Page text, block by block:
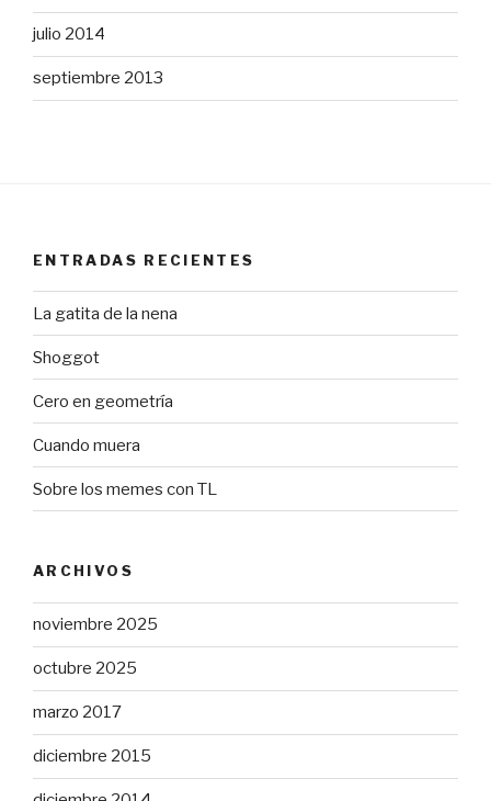
julio 2014
septiembre 2013
ENTRADAS RECIENTES
La gatita de la nena
Shoggot
Cero en geometría
Cuando muera
Sobre los memes con TL
ARCHIVOS
noviembre 2025
octubre 2025
marzo 2017
diciembre 2015